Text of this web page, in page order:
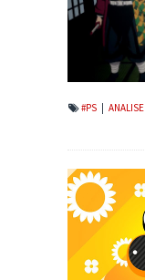
#PS | ANALISE